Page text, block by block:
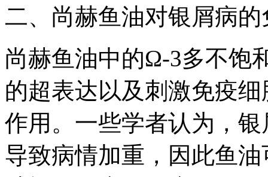
二、尚赫鱼油对银屑病
尚赫鱼油中的Ω-3多不饱
的超表达以及刺激免疫
作用。一些学者认为，
导致病情加重，因此鱼